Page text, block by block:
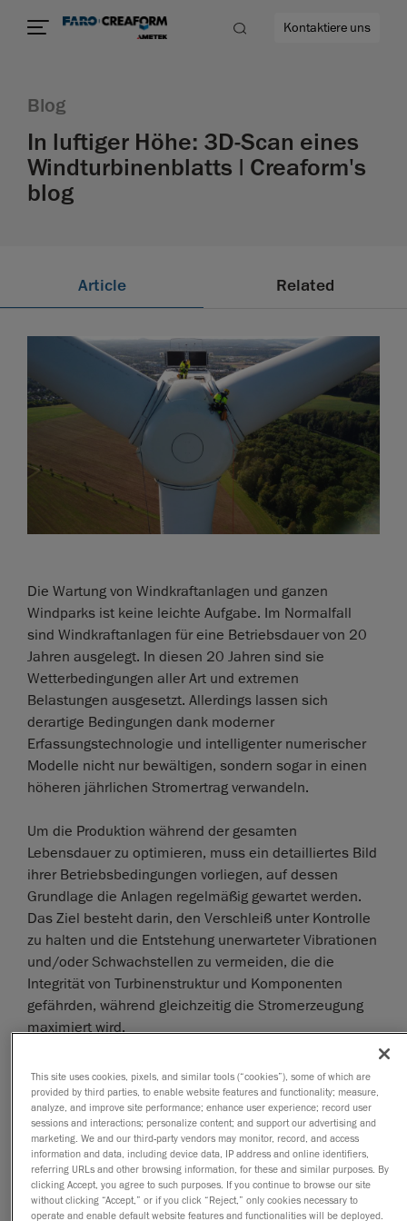
Kontaktiere uns
Blog
In luftiger Höhe: 3D-Scan eines
Windturbinenblatts | Creaform's
blog
Article Related
Die Wartung von Windkraftanlagen und ganzen
Windparks ist keine leichte Aufgabe. Im Normalfall
sind Windkraftanlagen für eine Betriebsdauer von 20
Jahren ausgelegt. In diesen 20 Jahren sind sie
Wetterbedingungen aller Art und extremen
Belastungen ausgesetzt. Allerdings lassen sich
derartige Bedingungen dank moderner
Erfassungstechnologie und intelligenter numerischer
Modelle nicht nur bewältigen, sondern sogar in einen
höheren jährlichen Stromertrag verwandeln.
Um die Produktion während der gesamten
Lebensdauer zu optimieren, muss ein detailliertes Bild
ihrer Betriebsbedingungen vorliegen, auf dessen
Grundlage die Anlagen regelmäßig gewartet werden.
Das Ziel besteht darin, den Verschleiß unter Kontrolle
zu halten und die Entstehung unerwarteter Vibrationen
und/oder Schwachstellen zu vermeiden, die die
Integrität von Turbinenstruktur und Komponenten
gefährden, während gleichzeitig die Stromerzeugung
maximiert wird.
Das spanische Unternehmen Nabla Wind Powerist Teil
derNabla WindHub-Gruppe, eines unabhängigen
Dienstleisters, der einzigartige und
technologieübergreifende Lösungen für die
Verlängerung der Lebensdauer, Leistungsverbesserung
und Wartungsoptimierung von Windparks anbietet.
This site uses cookies, pixels, and similar tools (“cookies”), some of which are
provided by third parties, to enable website features and functionality; measure,
analyze, and improve site performance; enhance user experience; record user
sessions and interactions; personalize content; and support our advertising and
marketing. We and our third-party vendors may monitor, record, and access
information and data, including device data, IP address and online identifiers,
referring URLs and other browsing information, for these and similar purposes. By
clicking Accept, you agree to such purposes. If you continue to browse our site
without clicking “Accept,” or if you click “Reject,” only cookies necessary to
operate and enable default website features and functionalities will be deployed.